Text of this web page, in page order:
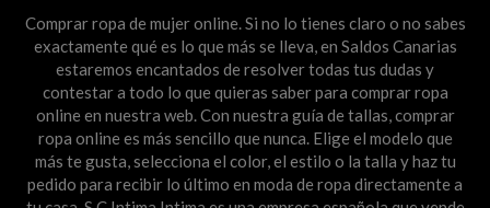
Comprar ropa de mujer online. Si no lo tienes claro o no sabes
exactamente qué es lo que más se lleva, en Saldos Canarias
estaremos encantados de resolver todas tus dudas y
contestar a todo lo que quieras saber para comprar ropa
online en nuestra web. Con nuestra guía de tallas, comprar
ropa online es más sencillo que nunca. Elige el modelo que
más te gusta, selecciona el color, el estilo o la talla y haz tu
pedido para recibir lo último en moda de ropa directamente a